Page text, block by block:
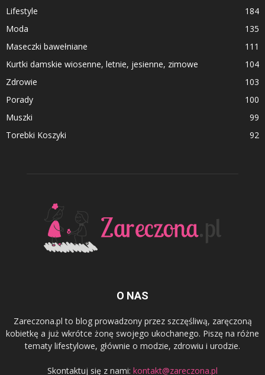
Lifestyle
184
Moda
135
Maseczki bawełniane
111
Kurtki damskie wiosenne, letnie, jesienne, zimowe
104
Zdrowie
103
Porady
100
Muszki
99
Torebki Koszyki
92
O NAS
Zareczona.pl to blog prowadzony przez szczęśliwą, zaręczoną
kobietkę a już wkrótce żonę swojego ukochanego. Piszę na różne
tematy lifestylowe, głównie o modzie, zdrowiu i urodzie.
Skontaktuj się z nami: kontakt@zareczona.pl